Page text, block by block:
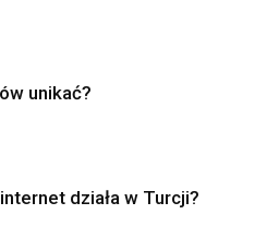
unikać?
działa w Turcji?